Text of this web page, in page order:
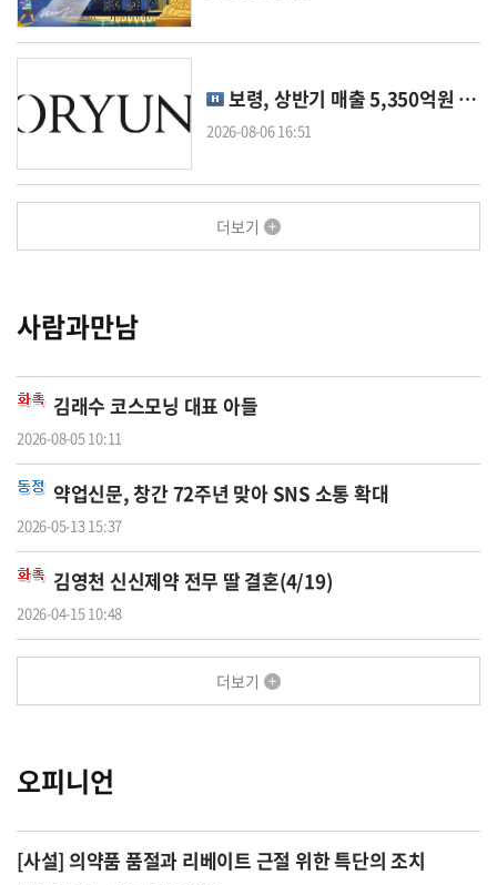
보령, 상반기 매출 5,350억원 8.7%-영업익 21.1%↑..'반기 최대'
2026-08-06 16:51
더보기
사람과만남
김래수 코스모닝 대표 아들
2026-08-05 10:11
약업신문, 창간 72주년 맞아 SNS 소통 확대
2026-05-13 15:37
김영천 신신제약 전무 딸 결혼(4/19)
2026-04-15 10:48
더보기
오피니언
[사설] 의약품 품절과 리베이트 근절 위한 특단의 조치